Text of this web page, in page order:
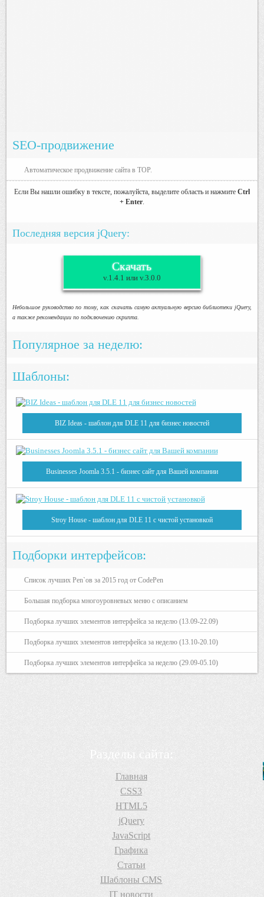
SEO-продвижение
Автоматическое продвижение сайта в TOP.
Если Вы нашли ошибку в тексте, пожалуйста, выделите область и нажмите Ctrl
+ Enter.
Последняя версия jQuery:
Скачать
v.1.4.1 или v.3.0.0
Небольшое руководство по тому, как скачать самую актуальную версию библиотеки jQuery,
а также рекомендации по подключению скрипта.
Популярное за неделю:
Шаблоны:
BIZ Ideas - шаблон для DLE 11 для бизнес новостей
Businesses Joomla 3.5.1 - бизнес сайт для Вашей компании
Stroy House - шаблон для DLE 11 с чистой установкой
Подборки интерфейсов:
Список лучших Pen`ов за 2015 год от CodePen
Большая подборка многоуровневых меню с описанием
Подборка лучших элементов интерфейса за неделю (13.09-22.09)
Подборка лучших элементов интерфейса за неделю (13.10-20.10)
Подборка лучших элементов интерфейса за неделю (29.09-05.10)
Разделы сайта:
Главная
CSS3
HTML5
jQuery
JavaScript
Графика
Статьи
Шаблоны CMS
IT новости